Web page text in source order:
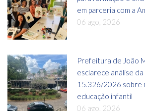
em parceria com a
06 ago, 2026
Prefeitura de João
esclarece análise da
15.326/2026 sobre
educação infantil
06 ago, 2026